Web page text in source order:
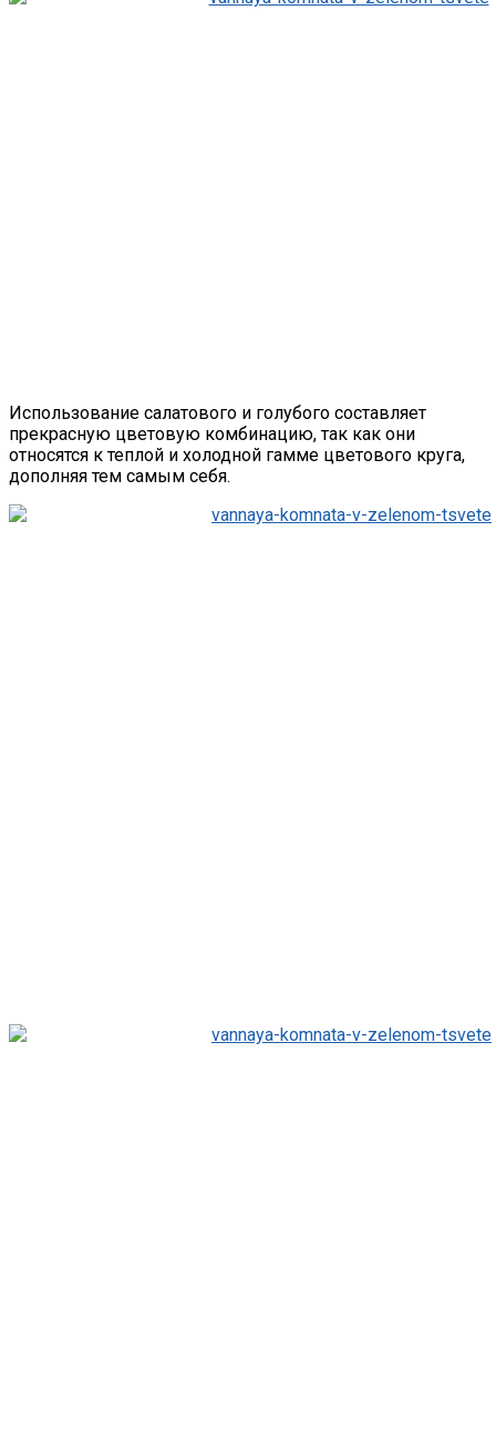
Использование салатового и голубого составляет
прекрасную цветовую комбинацию, так как они
относятся к теплой и холодной гамме цветового круга,
дополняя тем самым себя.